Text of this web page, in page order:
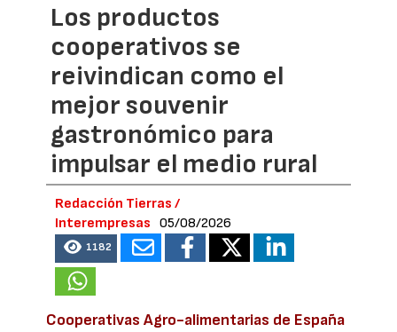
Los productos
cooperativos se
reivindican como el
mejor souvenir
gastronómico para
impulsar el medio rural
Redacción Tierras /
Interempresas
05/08/2026
1182
Cooperativas Agro-alimentarias de España